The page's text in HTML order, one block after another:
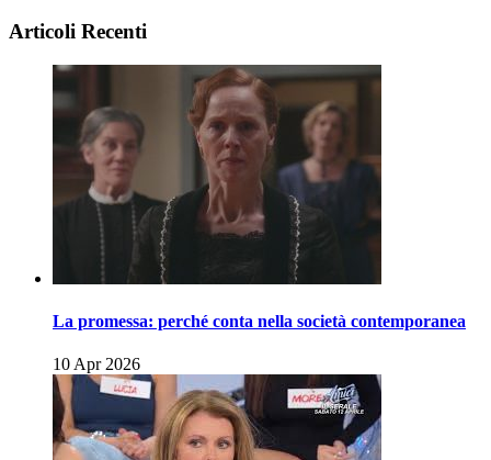
Articoli Recenti
La promessa: perché conta nella società contemporanea
10 Apr 2026